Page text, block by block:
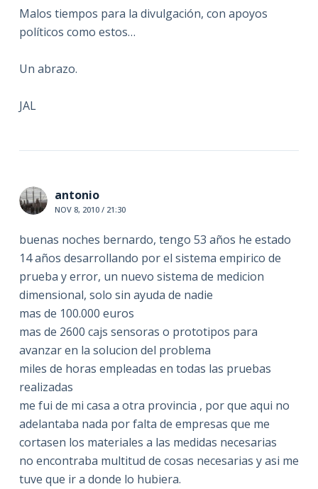
Malos tiempos para la divulgación, con apoyos
políticos como estos…
Un abrazo.
JAL
antonio
NOV 8, 2010 / 21:30
buenas noches bernardo, tengo 53 años he estado
14 años desarrollando por el sistema empirico de
prueba y error, un nuevo sistema de medicion
dimensional, solo sin ayuda de nadie
mas de 100.000 euros
mas de 2600 cajs sensoras o prototipos para
avanzar en la solucion del problema
miles de horas empleadas en todas las pruebas
realizadas
me fui de mi casa a otra provincia , por que aqui no
adelantaba nada por falta de empresas que me
cortasen los materiales a las medidas necesarias
no encontraba multitud de cosas necesarias y asi me
tuve que ir a donde lo hubiera.